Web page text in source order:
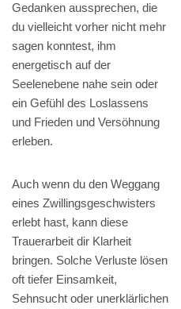
Gedanken aussprechen, die
du vielleicht vorher nicht mehr
sagen konntest, ihm
energetisch auf der
Seelenebene nahe sein oder
ein Gefühl des Loslassens
und Frieden und Versöhnung
erleben.
Auch wenn du den Weggang
eines Zwillingsgeschwisters
erlebt hast, kann diese
Trauerarbeit dir Klarheit
bringen. Solche Verluste lösen
oft tiefer Einsamkeit,
Sehnsucht oder unerklärlichen